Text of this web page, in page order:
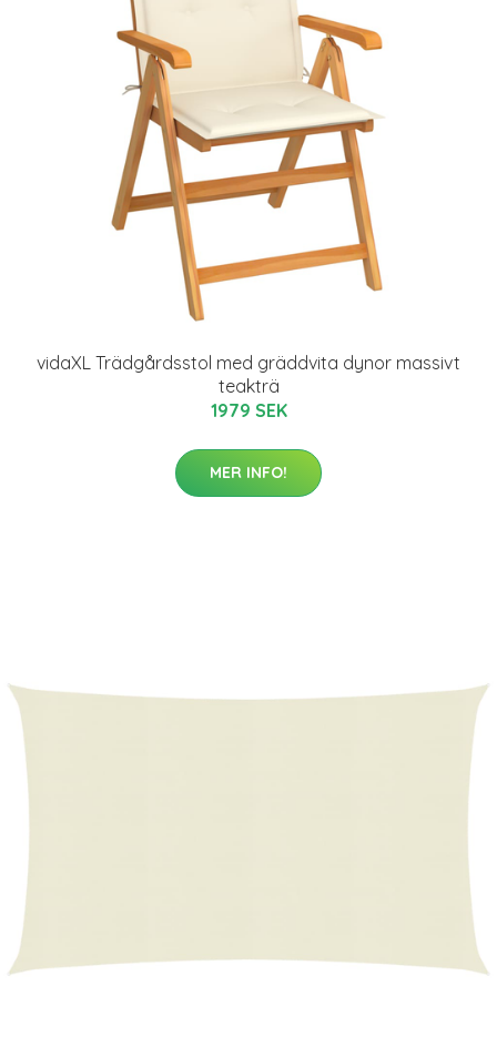
vidaXL Trädgårdsstol med gräddvita dynor massivt
teakträ
1979 SEK
MER INFO!